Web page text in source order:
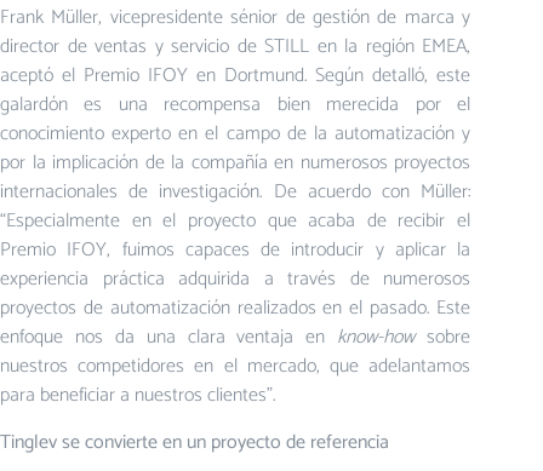
Frank Müller, vicepresidente sénior de gestión de marca y
director de ventas y servicio de STILL en la región EMEA,
aceptó el Premio IFOY en Dortmund. Según detalló, este
galardón es una recompensa bien merecida por el
conocimiento experto en el campo de la automatización y
por la implicación de la compañía en numerosos proyectos
internacionales de investigación. De acuerdo con Müller:
“Especialmente en el proyecto que acaba de recibir el
Premio IFOY, fuimos capaces de introducir y aplicar la
experiencia práctica adquirida a través de numerosos
proyectos de automatización realizados en el pasado. Este
enfoque nos da una clara ventaja en know-howsobre
nuestros competidores en el mercado, que adelantamos
para beneficiar a nuestros clientes”.
Tinglev se convierte en un proyecto de referencia